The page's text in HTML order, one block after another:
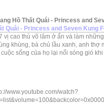
Hồ Thất Quái - Princess and
Quái - Princess and Seven Kung
vị cao thủ võ lâm ở ẩn và làm
khùng, bà chủ lầu xanh, anh
sống của họ lại nổi sóng gió
www.youtube.com/watch?